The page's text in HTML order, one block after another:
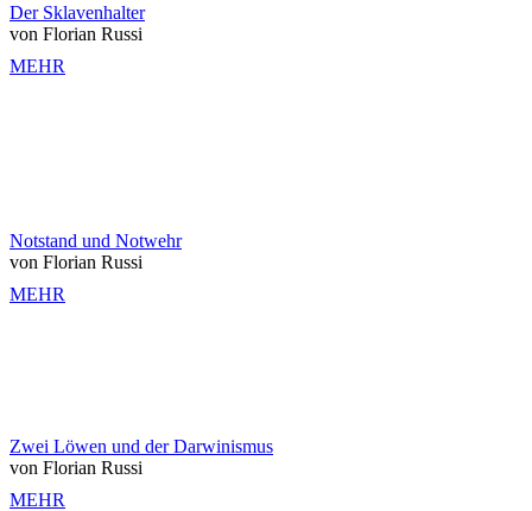
Der Sklavenhalter
von Florian Russi
MEHR
Notstand und Notwehr
von Florian Russi
MEHR
Zwei Löwen und der Darwinismus
von Florian Russi
MEHR